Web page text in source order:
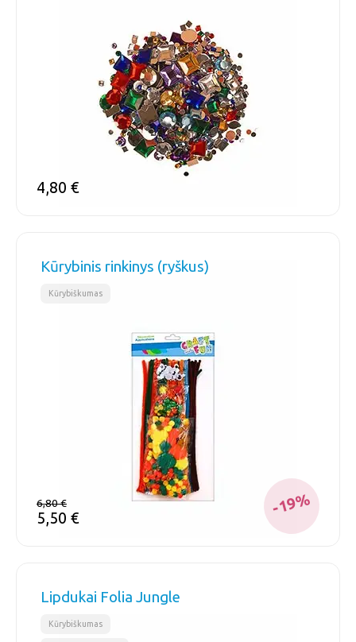
4,80 €
Kūrybinis rinkinys (ryškus)
Kūrybiškumas
6,80€
5,50 €
-19%
Lipdukai Folia Jungle
Kūrybiškumas